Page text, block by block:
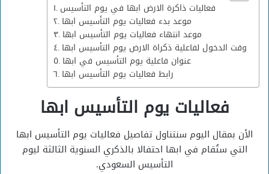
فعاليات ذاكرة الارض ابها في يوم التأسيس
موعد بدء فعاليات يوم التأسيس ابها
موعد انتهاء فعاليات يوم التأسيس ابها
وقت الدخول لفاعلية ذكراة الارض يوم التأسيس ابها
عنوان فاعلية يوم التأسيس في ابها
رابط فعاليات يوم التأسيس ابها
فعاليات يوم التأسيس ابها
الأن بمقال اليوم سنتناول تفاصيل فعاليات يوم التأسيس ابها
التي ستُقام في ابها احتفالا بالذكري السنوية الثالثة ليوم
التأسيس السعودي.